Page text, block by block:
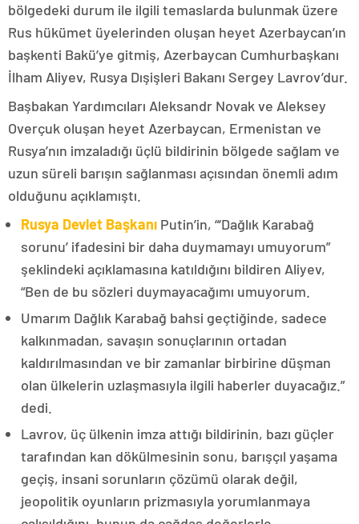
bölgedeki durum ile ilgili temaslarda bulunmak üzere
Rus hükümet üyelerinden oluşan heyet Azerbaycan’ın
başkenti Bakü’ye gitmiş, Azerbaycan Cumhurbaşkanı
İlham Aliyev, Rusya Dışişleri Bakanı Sergey Lavrov’dur.
Başbakan Yardımcıları Aleksandr Novak ve Aleksey
Overçuk oluşan heyet Azerbaycan, Ermenistan ve
Rusya’nın imzaladığı üçlü bildirinin bölgede sağlam ve
uzun süreli barışın sağlanması açısından önemli adım
olduğunu açıklamıştı.
Rusya Devlet Başkanı Putin’in, “‘Dağlık Karabağ
sorunu’ ifadesini bir daha duymamayı umuyorum”
şeklindeki açıklamasına katıldığını bildiren Aliyev,
“Ben de bu sözleri duymayacağımı umuyorum.
Umarım Dağlık Karabağ bahsi geçtiğinde, sadece
kalkınmadan, savaşın sonuçlarının ortadan
kaldırılmasından ve bir zamanlar birbirine düşman
olan ülkelerin uzlaşmasıyla ilgili haberler duyacağız.”
dedi.
Lavrov, üç ülkenin imza attığı bildirinin, bazı güçler
tarafından kan dökülmesinin sonu, barışçıl yaşama
geçiş, insani sorunların çözümü olarak değil,
jeopolitik oyunların prizmasıyla yorumlanmaya